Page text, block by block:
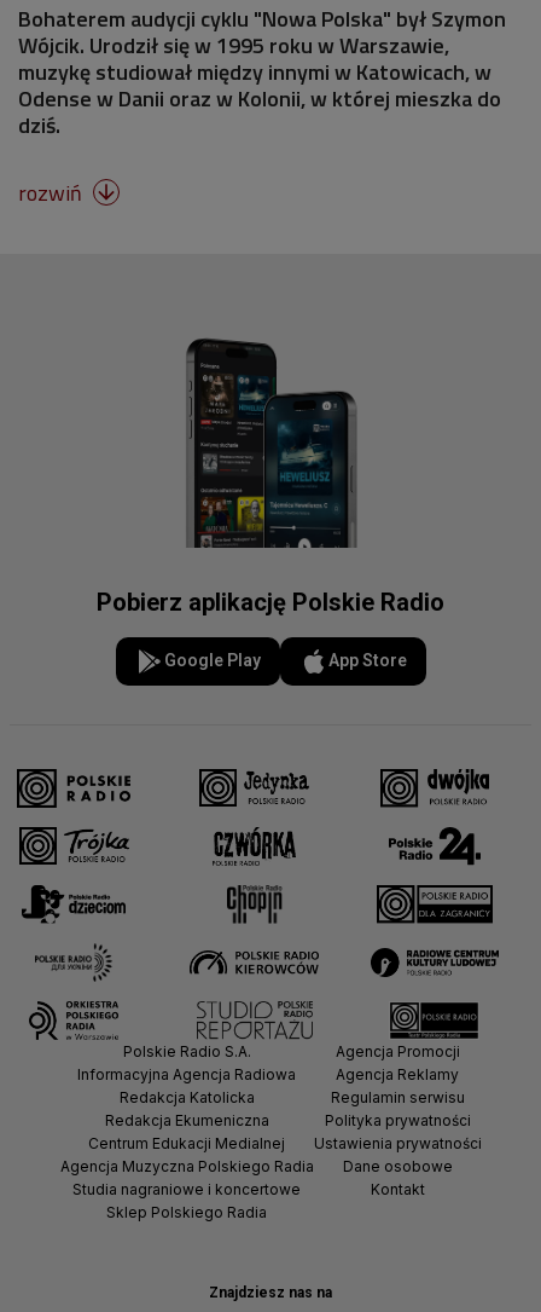
Bohaterem audycji cyklu "Nowa Polska" był Szymon
Wójcik. Urodził się w 1995 roku w Warszawie,
muzykę studiował między innymi w Katowicach, w
Odense w Danii oraz w Kolonii, w której mieszka do
dziś.
rozwiń 
Pobierz aplikację Polskie Radio
Google Play App Store
Znajdziesz nas na
Polskie Radio S.A.
Informacyjna Agencja Radiowa
Redakcja Katolicka
Redakcja Ekumeniczna
Centrum Edukacji Medialnej
Agencja Muzyczna Polskiego Radia
Studia nagraniowe i koncertowe
Sklep Polskiego Radia
Agencja Promocji
Agencja Reklamy
Regulamin serwisu
Polityka prywatności
Ustawienia prywatności
Dane osobowe
Kontakt